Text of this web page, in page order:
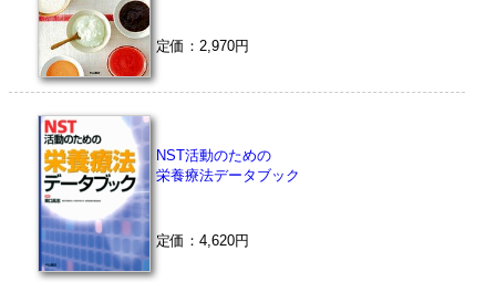
定価：2,970円
NST活動のための
栄養療法データブック
定価：4,620円